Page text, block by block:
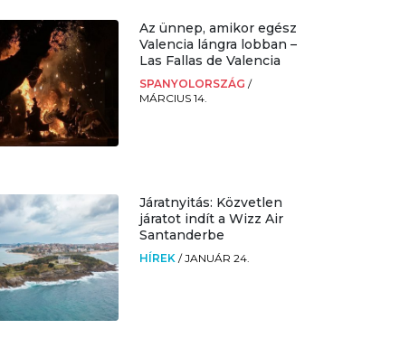
Az ünnep, amikor egész
Valencia lángra lobban –
Las Fallas de Valencia
SPANYOLORSZÁG /
MÁRCIUS 14.
Járatnyitás: Közvetlen
járatot indít a Wizz Air
Santanderbe
HÍREK /JANUÁR 24.